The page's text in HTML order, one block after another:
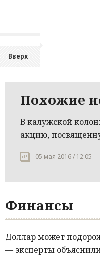
Вверх
Похожие
В калужской
акцию,
05 мая 2016 / 12:05
Финансы
Доллар может
— эксперты